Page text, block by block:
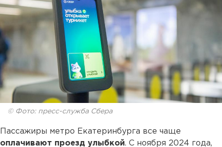
© Фото: пресс-служба Сбера
Пассажиры метро Екатеринбурга все чаще
оплачивают проезд улыбкой. С ноября 2024 года,